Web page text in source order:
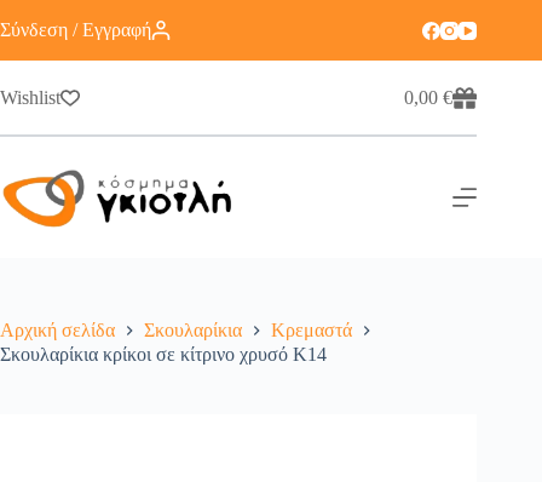
Σύνδεση / Εγγραφή
Wishlist 0,00€
Αρχική σελίδα Σκουλαρίκια
Κρεμαστά
Σκουλαρίκια κρίκοι σε κίτρινο χρυσό Κ14